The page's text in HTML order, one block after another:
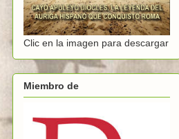
Clic en la imagen para descargar
Miembro de